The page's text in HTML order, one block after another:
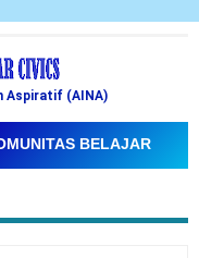
Aspiratif (AINA)
BELAJAR